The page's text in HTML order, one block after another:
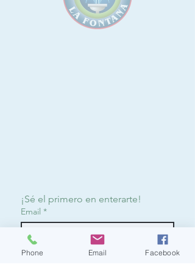
¡Sé el primero en enterarte!
Email *
Suscribirme
Phone Email Facebook